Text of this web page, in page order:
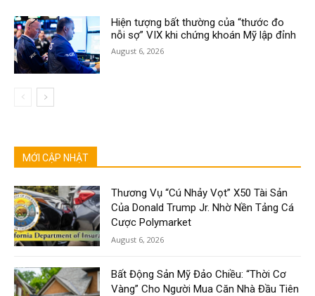
Hiện tượng bất thường của “thước đo
nỗi sợ” VIX khi chứng khoán Mỹ lập đỉnh
August 6, 2026
MỚI CẬP NHẬT
Thương Vụ “Cú Nhảy Vọt” X50 Tài Sản
Của Donald Trump Jr. Nhờ Nền Tảng Cá
Cược Polymarket
August 6, 2026
Bất Động Sản Mỹ Đảo Chiều: “Thời Cơ
Vàng” Cho Người Mua Căn Nhà Đầu Tiên